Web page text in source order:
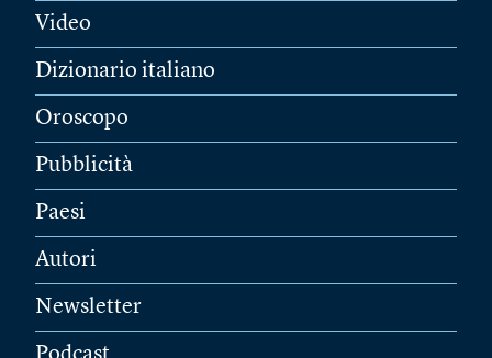
Video
Dizionario italiano
Oroscopo
Pubblicità
Paesi
Autori
Newsletter